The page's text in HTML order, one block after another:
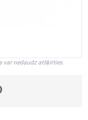
var nedaudz atšķirties.